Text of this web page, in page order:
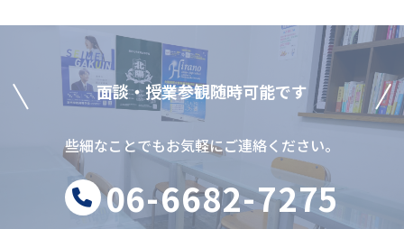
⾯談‧授業参観随時可能です
些細なことでもお気軽にご連絡ください。
06-6682-7275